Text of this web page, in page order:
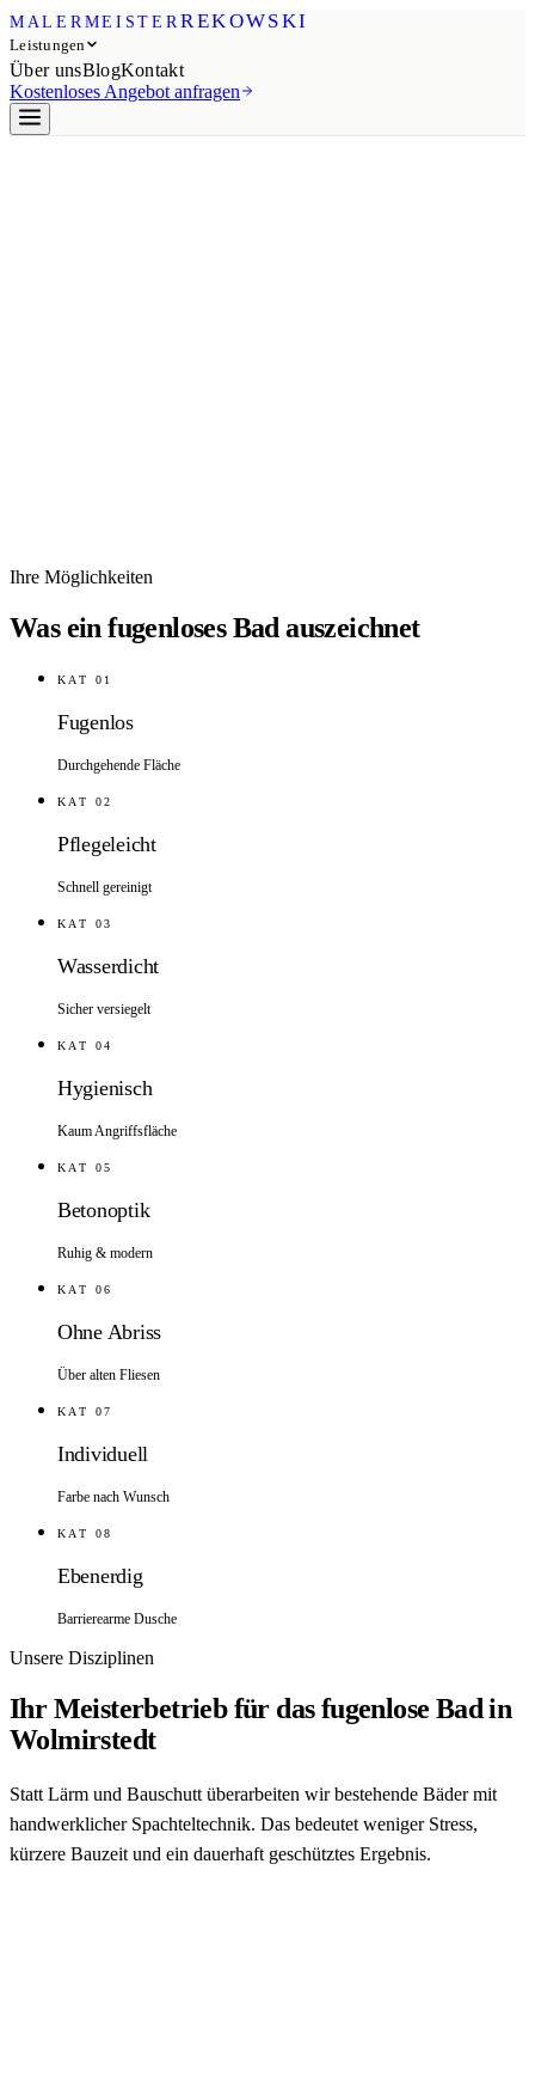
MALERMEISTERREKOWSKI
Leistungen
Über unsBlogKontakt
Kostenloses Angebot anfragen
Ihre Möglichkeiten
Was ein fugenloses Bad auszeichnet
KAT 01
Fugenlos
Durchgehende Fläche
KAT 02
Pflegeleicht
Schnell gereinigt
KAT 03
Wasserdicht
Sicher versiegelt
KAT 04
Hygienisch
Kaum Angriffsfläche
KAT 05
Betonoptik
Ruhig & modern
KAT 06
Ohne Abriss
Über alten Fliesen
KAT 07
Individuell
Farbe nach Wunsch
KAT 08
Ebenerdig
Barrierearme Dusche
Unsere Disziplinen
Ihr Meisterbetrieb für das fugenlose Bad in
Wolmirstedt
Statt Lärm und Bauschutt überarbeiten wir bestehende Bäder mit
handwerklicher Spachteltechnik. Das bedeutet weniger Stress,
kürzere Bauzeit und ein dauerhaft geschütztes Ergebnis.